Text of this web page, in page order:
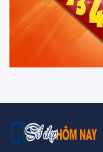
Tử
CHUYỆN TÂM LINH